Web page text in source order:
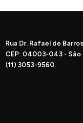
Rua Dr. Rafael de
CEP: 04003-043 - São
(11) 3053-9560